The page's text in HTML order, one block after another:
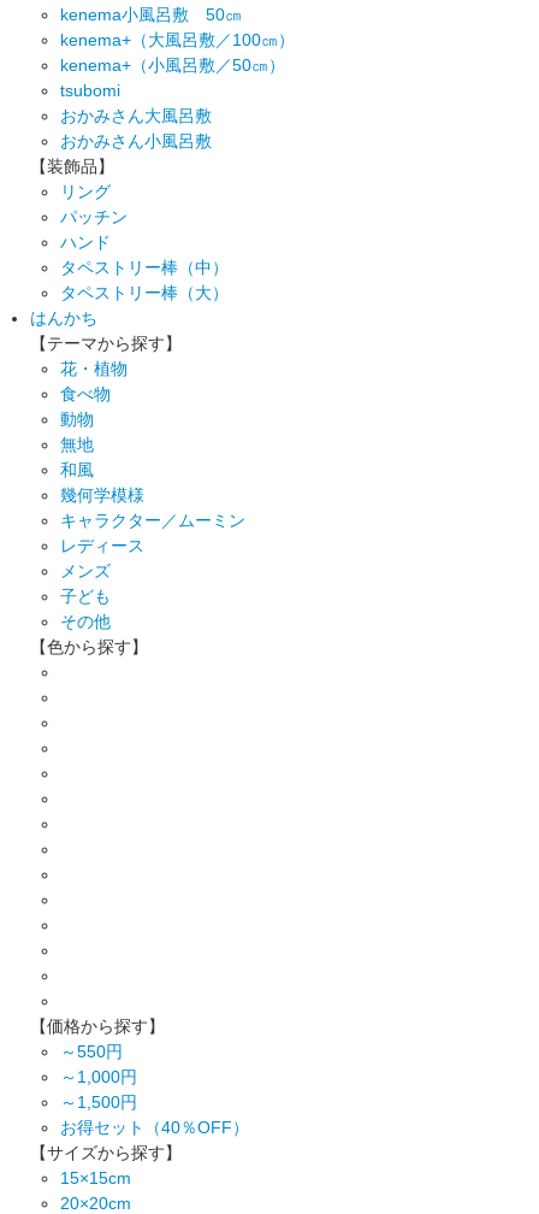
kenema小風呂敷 50㎝
kenema+（大風呂敷／100㎝）
kenema+（小風呂敷／50㎝）
tsubomi
おかみさん大風呂敷
おかみさん小風呂敷
【装飾品】
リング
パッチン
ハンド
タペストリー棒（中）
タペストリー棒（大）
はんかち
【テーマから探す】
花・植物
食べ物
動物
無地
和風
幾何学模様
キャラクター／ムーミン
レディース
メンズ
子ども
その他
【色から探す】
【価格から探す】
～550円
～1,000円
～1,500円
お得セット（40％OFF）
【サイズから探す】
15×15cm
20×20cm